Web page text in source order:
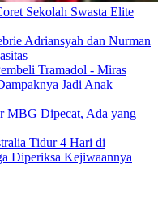
Sekolah Swasta Elite
Adriansyah dan Nurman
Tramadol - Miras
Jadi Anak
MBG Dipecat, Ada yang
Tidur 4 Hari di
Diperiksa Kejiwaannya